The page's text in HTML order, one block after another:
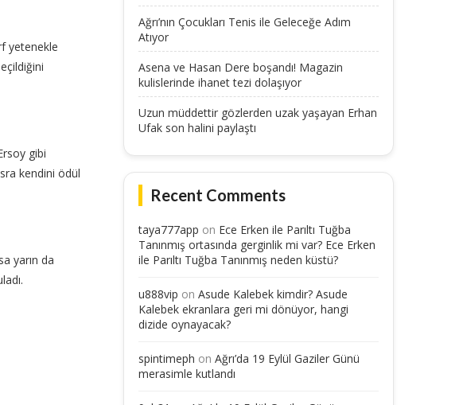
yetenekle
gibi
kendini ödül
yarın da
Ağrı’nın Çocukları Tenis ile Geleceğe Adım
Atıyor
Asena ve Hasan Dere boşandı! Magazin
kulislerinde ihanet tezi dolaşıyor
Uzun müddettir gözlerden uzak yaşayan Erhan
Ufak son halini paylaştı
Recent Comments
taya777app on Ece Erken ile Parıltı Tuğba
Tanınmış ortasında gerginlik mi var? Ece Erken
ile Parıltı Tuğba Tanınmış neden küstü?
u888vip on Asude Kalebek kimdir? Asude
Kalebek ekranlara geri mi dönüyor, hangi
dizide oynayacak?
spintimeph on Ağrı’da 19 Eylül Gaziler Günü
merasimle kutlandı